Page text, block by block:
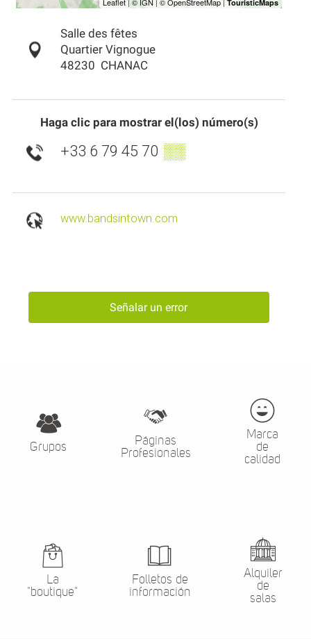
Salle des fêtes
Quartier Vignogue
48230 CHANAC
Haga clic para mostrar el(los) número(s)
+33 6 79 45 70 ▒▒
www.bandsintown.com
Señalar un error
Grupos
Páginas
Profesionales
Marca
de
calidad
La
"boutique"
Folletos de
información
Alquiler
de
salas